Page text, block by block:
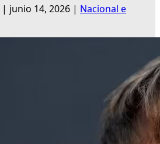
| junio 14, 2026 | Nacional e